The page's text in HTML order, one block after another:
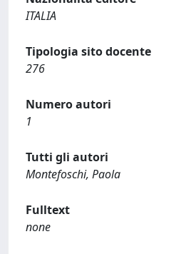
ITALIA
Tipologia sito docente
276
Numero autori
1
Tutti gli autori
Montefoschi, Paola
Fulltext
none